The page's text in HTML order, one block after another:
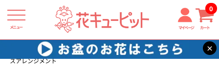
メニュー マイページ カート
0
×
花キューピット 結婚記念日
【結婚記念日】ひまわりのハートボック
スアレンジメント